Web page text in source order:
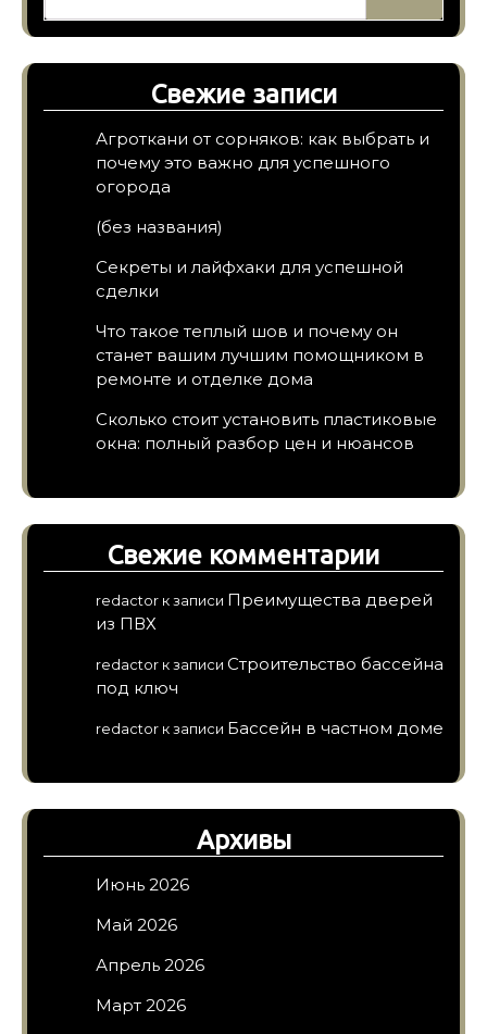
Свежие записи
Агроткани от сорняков: как выбрать и
почему это важно для успешного
огорода
(без названия)
Секреты и лайфхаки для успешной
сделки
Что такое теплый шов и почему он
станет вашим лучшим помощником в
ремонте и отделке дома
Сколько стоит установить пластиковые
окна: полный разбор цен и нюансов
Свежие комментарии
redactor к записи Преимущества дверей
из ПВХ
redactor к записи Строительство бассейна
под ключ
redactor к записи Бассейн в частном доме
Архивы
Июнь 2026
Май 2026
Апрель 2026
Март 2026